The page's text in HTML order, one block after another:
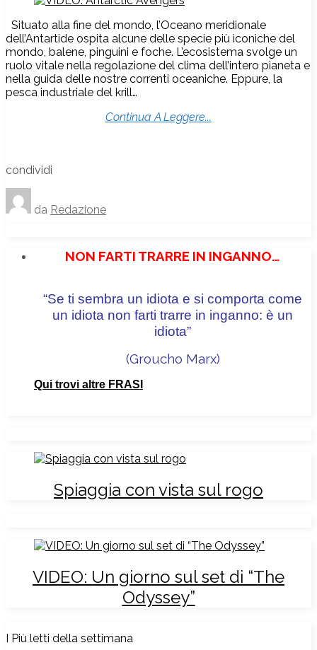
Situato alla fine del mondo, l’Oceano meridionale
dell’Antartide ospita alcune delle specie più iconiche del
mondo, balene, pinguini e foche. L’ecosistema svolge un
ruolo vitale nella regolazione del clima dell’intero pianeta e
nella guida delle nostre correnti oceaniche. Eppure, la
pesca industriale del krill…
Continua A Leggere...
condividi
da Redazione
NON FARTI TRARRE IN INGANNO…
“Se ti sembra un idiota e si comporta come
un idiota non farti trarre in inganno: è un
idiota”
(Groucho Marx)
Qui trovi altre FRASI
Spiaggia con vista sul rogo
VIDEO: Un giorno sul set di “The
Odyssey”
I Più letti della settimana